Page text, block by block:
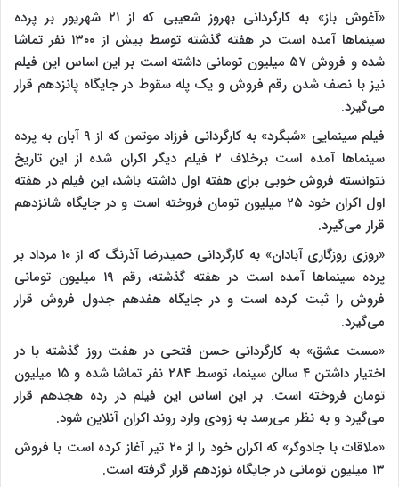
«آغوش باز» به کارگردانی بهروز شعیبی که از ۲۱ شهریور بر پرده
سینماها آمده است در هفته گذشته توسط بیش از ۱۳۰۰ نفر تماشا
شده و فروش ۵۷ میلیون تومانی داشته است بر این اساس این فیلم
نیز با نصف شدن رقم فروش و یک پله سقوط در جایگاه پانزدهم قرار
می‌گیرد.
فیلم سینمایی «شبگرد» به کارگردانی فرزاد موتمن که از ۹ آبان به پرده
سینماها آمده است برخلاف ۲ فیلم دیگر اکران شده از این تاریخ
نتوانسته فروش خوبی برای هفته اول داشته باشد، این فیلم در هفته
اول اکران خود ۲۵ میلیون تومان فروخته است و در جایگاه شانزدهم
قرار می‌گیرد.
«روزی روزگاری آبادان» به کارگردانی حمیدرضا آذرنگ که از ۱۰ مرداد بر
پرده سینماها آمده است در هفته گذشته، رقم ۱۹ میلیون تومانی
فروش را ثبت کرده است و در جایگاه هفدهم جدول فروش قرار
می‌گیرد.
«مست عشق» به کارگردانی حسن فتحی در هفت روز گذشته با در
اختیار داشتن ۴ سالن سینما، توسط ۲۸۴ نفر تماشا شده و ۱۵ میلیون
تومان فروخته است. بر این اساس این فیلم در رده هجدهم قرار
می‌گیرد و به نظر می‌رسد به زودی وارد روند اکران آنلاین شود.
«ملاقات با جادوگر» که اکران خود را از ۲۰ تیر آغاز کرده است با فروش
۱۳ میلیون تومانی در جایگاه نوزدهم قرار گرفته است.